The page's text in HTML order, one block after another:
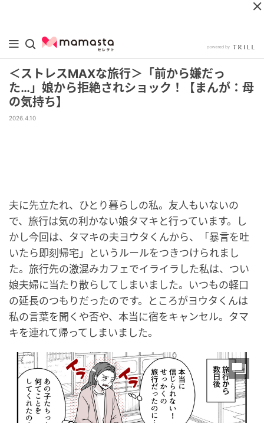
＜ストレスMAXな旅行＞「前から嫌だっ
た…」娘から拒絶されショック！【まんが：母
の気持ち】
2026.4.10
夫に先立たれ、ひとり暮らしの私。友人もいないの
で、旅行は気の利かない娘タマキと行っています。し
かし今回は、タマキの夫ヨウタくんから、「暴言を吐
いたら即刻帰宅」というルールをつきつけられまし
た。旅行先の激混みカフェでイライラした私は、つい
娘夫婦に当たり散らしてしまいました。いつもの軽口
の延長のつもりだったのです。ところがヨウタくんは
私の言葉を聞くや否や、本当に宿をキャンセル。タマ
キを連れて帰ってしまいました。